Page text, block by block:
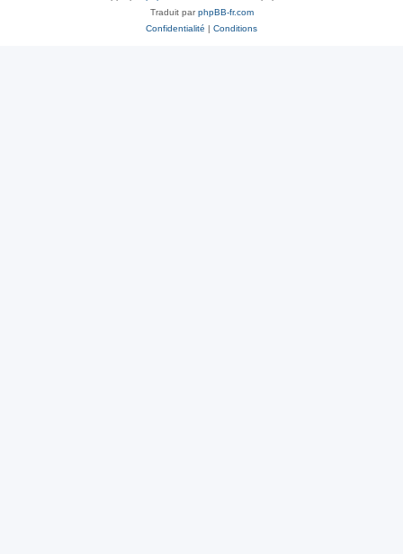
Traduit parphpBB-fr.com
Confidentialité | Conditions